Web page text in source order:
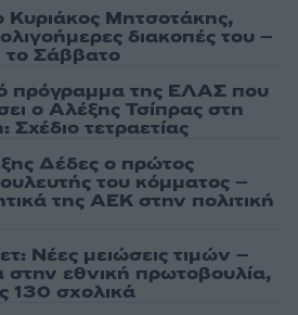
Κυριάκος Μητσοτάκης,
ολιγοήμερες διακοπές του –
Σάββατο
πρόγραμμα της ΕΛΑΣ που
ο Αλέξης Τσίπρας στη
τετραετίας
Δέδες ο πρώτος
του κόμματος –
της ΑΕΚ στην πολιτική
Νέες μειώσεις τιμών –
στην εθνική πρωτοβουλία,
130 σχολικά